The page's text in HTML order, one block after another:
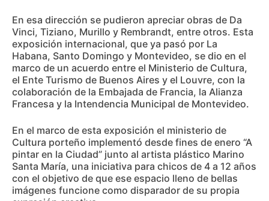
En esa dirección se pudieron apreciar obras de Da
Vinci, Tiziano, Murillo y Rembrandt, entre otros. Esta
exposición internacional, que ya pasó por La
Habana, Santo Domingo y Montevideo, se dio en el
marco de un acuerdo entre el Ministerio de Cultura,
el Ente Turismo de Buenos Aires y el Louvre, con la
colaboración de la Embajada de Francia, la Alianza
Francesa y la Intendencia Municipal de Montevideo.
En el marco de esta exposición el ministerio de
Cultura porteño implementó desde fines de enero “A
pintar en la Ciudad” junto al artista plástico Marino
Santa María, una iniciativa para chicos de 4 a 12 años
con el objetivo de que ese espacio lleno de bellas
imágenes funcione como disparador de su propia